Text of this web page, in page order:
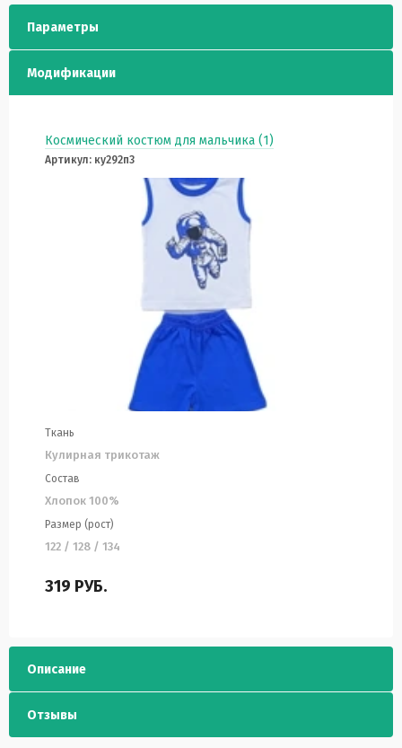
Параметры
Модификации
Космический костюм для мальчика (1)
Артикул: ку292п3
Ткань
Кулирная трикотаж
Состав
Хлопок 100%
Размер (рост)
122 / 128 / 134
319 РУБ.
Описание
Отзывы